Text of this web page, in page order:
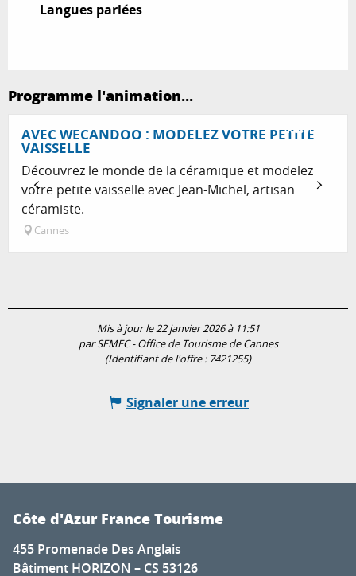
Langues parlées
Langues parlées
Programme l'animation...
AVEC WECANDOO : MODELEZ VOTRE PETITE
VAISSELLE
Découvrez le monde de la céramique et modelez
votre petite vaisselle avec Jean-Michel, artisan
céramiste.
Cannes
Réservable
Mis à jour le 22 janvier 2026 à 11:51
par SEMEC - Office de Tourisme de Cannes
(Identifiant de l'offre : 7421255)
Signaler une erreur
Côte d'Azur France Tourisme
455 Promenade Des Anglais
Bâtiment HORIZON – CS 53126